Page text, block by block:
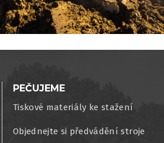
PEČUJEME
Tiskové materiály ke stažení
Objednejte si předvádění stroje